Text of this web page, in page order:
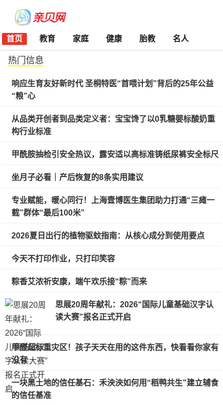
首页 教育 家庭 健康 胎教 名人
热门信息
响应生育友好新时代 圣桐特医“首喂计划”背后的25年公益
“粮”心
从品类开创者到品类定义者：宝宝馋了以0乳糖婴标酸奶重
构行业标准
甲酰胺抽检引安全热议，露安适以高标准铸纸尿裤安全标尺
坐月子必看｜产后恢复的8条实用建议
专业赋能，暖心同行！上海壹博医生集团助力打通“三瘫一
截”群体“最后100米”
2026夏日出行的植物驱蚊指南：从核心成分到使用要点
今天不打印作业，只打印笑容
粽香艾浓祈安康，端午欢乐接“粽”而来
思展20周年献礼：2026“国际儿童基础汉字认
读大赛”报名正式开启
甲醛超标重灾区！孩子天天在用的这件东西，快看看你家有
没有
一块黑土地的信任基石：禾泱泱如何用“稻鸭共生”建立辅食
的信任基准